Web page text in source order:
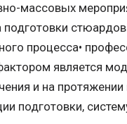
массовых
процесса•
является
и на
подготовки,